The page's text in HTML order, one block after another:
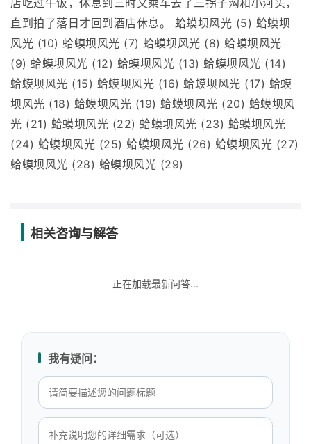
店吃过午饭，休息到三时又乘车去了三拐子沟和小河头，
直到拍了落日才回到酒店休息。 蛤蟆坝风光 (5) 蛤蟆坝
风光 (10) 蛤蟆坝风光 (7) 蛤蟆坝风光 (8) 蛤蟆坝风光
(9) 蛤蟆坝风光 (12) 蛤蟆坝风光 (13) 蛤蟆坝风光 (14)
蛤蟆坝风光 (15) 蛤蟆坝风光 (16) 蛤蟆坝风光 (17) 蛤蟆
坝风光 (18) 蛤蟆坝风光 (19) 蛤蟆坝风光 (20) 蛤蟆坝风
光 (21) 蛤蟆坝风光 (22) 蛤蟆坝风光 (23) 蛤蟆坝风光
(24) 蛤蟆坝风光 (25) 蛤蟆坝风光 (26) 蛤蟆坝风光 (27)
蛤蟆坝风光 (28) 蛤蟆坝风光 (29)
相关咨询与解答
正在加载最新问答...
我有疑问：